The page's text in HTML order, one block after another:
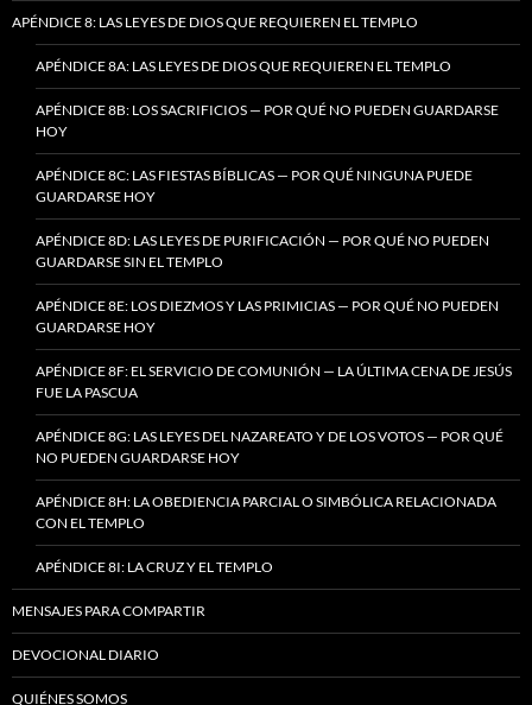
APÉNDICE 8: LAS LEYES DE DIOS QUE REQUIEREN EL TEMPLO
APÉNDICE 8A: LAS LEYES DE DIOS QUE REQUIEREN EL TEMPLO
APÉNDICE 8B: LOS SACRIFICIOS — POR QUÉ NO PUEDEN GUARDARSE
HOY
APÉNDICE 8C: LAS FIESTAS BÍBLICAS — POR QUÉ NINGUNA PUEDE
GUARDARSE HOY
APÉNDICE 8D: LAS LEYES DE PURIFICACIÓN — POR QUÉ NO PUEDEN
GUARDARSE SIN EL TEMPLO
APÉNDICE 8E: LOS DIEZMOS Y LAS PRIMICIAS — POR QUÉ NO PUEDEN
GUARDARSE HOY
APÉNDICE 8F: EL SERVICIO DE COMUNIÓN — LA ÚLTIMA CENA DE JESÚS
FUE LA PASCUA
APÉNDICE 8G: LAS LEYES DEL NAZAREATO Y DE LOS VOTOS — POR QUÉ
NO PUEDEN GUARDARSE HOY
APÉNDICE 8H: LA OBEDIENCIA PARCIAL O SIMBÓLICA RELACIONADA
CON EL TEMPLO
APÉNDICE 8I: LA CRUZ Y EL TEMPLO
MENSAJES PARA COMPARTIR
DEVOCIONAL DIARIO
QUIÉNES SOMOS